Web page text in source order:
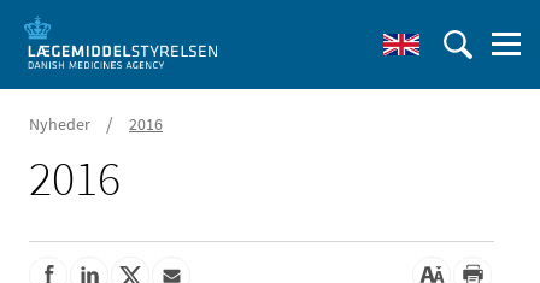
Nyheder / 2016
2016